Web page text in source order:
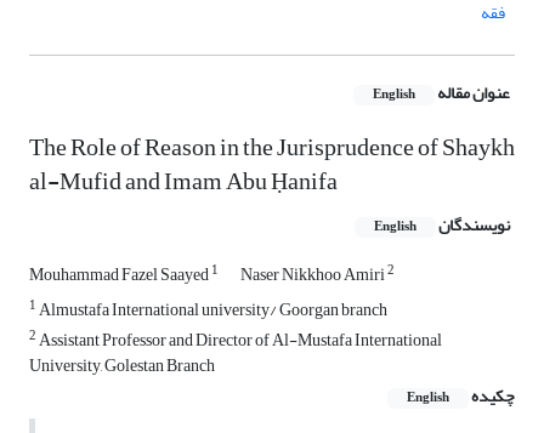
فقه
عنوان مقاله English
The Role of Reason in the Jurisprudence of Shaykh
al-Mufid and Imam Abu Ḥanifa
نویسندگان English
Mouhammad Fazel Saayed1 Naser Nikkhoo Amiri2
1Almustafa International university/ Goorgan branch
2Assistant Professor and Director of Al-Mustafa International
University, Golestan Branch
چکیده
English